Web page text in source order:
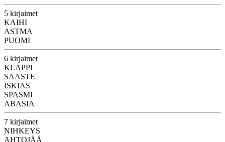
5 kirjaimet
KAIHI
ASTMA
PUOMI
6 kirjaimet
KLAPPI
SAASTE
ISKIAS
SPASMI
ABASIA
7 kirjaimet
NIHKEYS
AHTOJÄÄ